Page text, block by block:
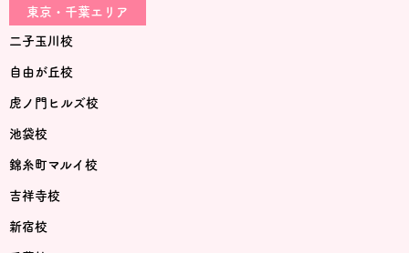
東京・千葉エリア
二子玉川校
自由が丘校
虎ノ門ヒルズ校
池袋校
錦糸町マルイ校
吉祥寺校
新宿校